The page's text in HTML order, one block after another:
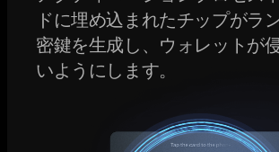
ドに埋め込まれたチップがラ
密鍵を生成し、ウォレットが
いようにします。